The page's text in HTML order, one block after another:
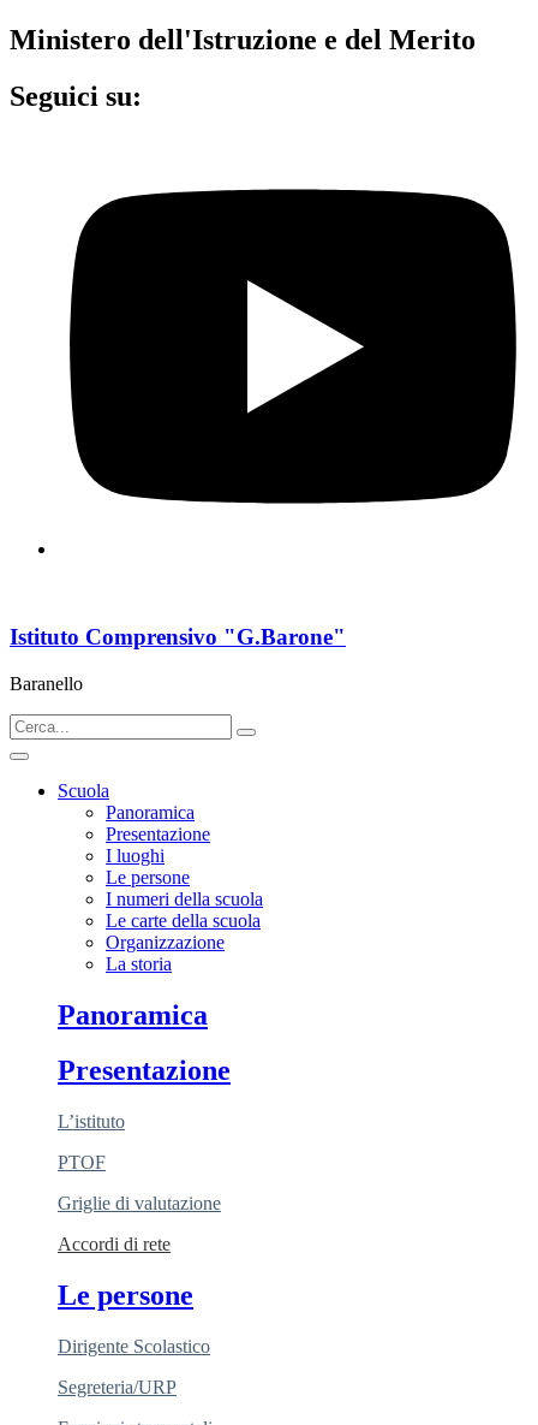
Ministero dell'Istruzione e del Merito
Seguici su:
Istituto Comprensivo "G.Barone"
Baranello
Scuola
Panoramica
Presentazione
I luoghi
Le persone
I numeri della scuola
Le carte della scuola
Organizzazione
La storia
Panoramica
Presentazione
L’istituto
PTOF
Griglie di valutazione
Accordi di rete
Le persone
Dirigente Scolastico
Segreteria/URP